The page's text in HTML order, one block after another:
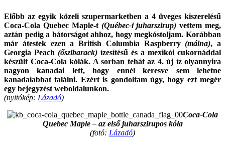
Előbb az egyik közeli szupermarketben a 4 üveges kiszerelésű
Coca-Cola Quebec Maple-t (Québec-i juharszirup) vettem meg,
aztán pedig a bátorságot ahhoz, hogy megkóstoljam. Korábban
már átestek ezen a British Columbia Raspberry(málna), a
Georgia Peach (őszibarack) ízesítésű és a mexikói cukornáddal
készült Coca-Cola kólák. A sorban tehát az 4. új íz olyannyira
nagyon kanadai lett, hogy ennél keresve sem lehetne
kanadaiabbat találni. Ezért is gondoltam úgy, hogy ezt megér
egy bejegyzést weboldalunkon.
(nyitókép: Lázadó)
Coca-Cola
Quebec Maple – az első juharszirupos kóla
(fotó: Lázadó)